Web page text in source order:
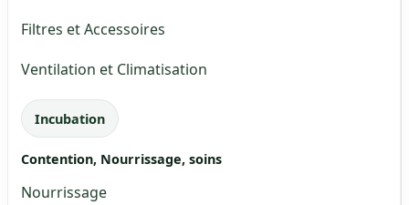
Filtres et Accessoires
Ventilation et Climatisation
Incubation
Contention, Nourrissage, soins
Nourrissage